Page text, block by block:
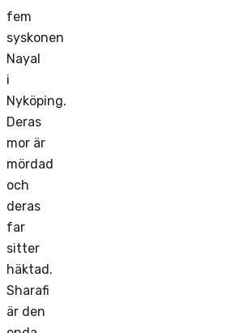
fem
syskonen
Nayal
i
Nyköping.
Deras
mor är
mördad
och
deras
far
sitter
häktad.
Sharafi
är den